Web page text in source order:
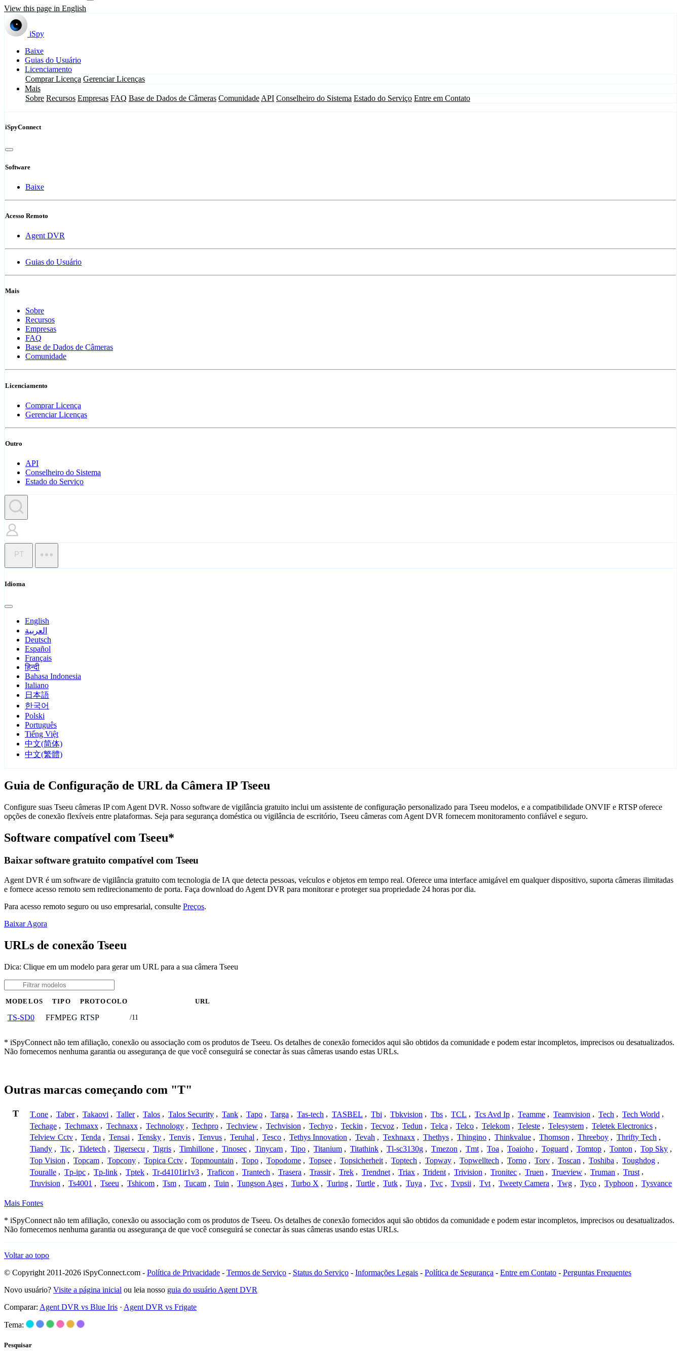
View this page in English
iSpy
Baixe
Guias do Usuário
Licenciamento
Comprar Licença Gerenciar Licenças
Mais
Sobre Recursos Empresas FAQ Base de Dados de Câmeras Comunidade API Conselheiro do Sistema Estado do Serviço Entre em Contato
iSpyConnect
Software
Baixe
Acesso Remoto
Agent DVR
Guias do Usuário
Mais
Sobre
Recursos
Empresas
FAQ
Base de Dados de Câmeras
Comunidade
Licenciamento
Comprar Licença
Gerenciar Licenças
Outro
API
Conselheiro do Sistema
Estado do Serviço
PT
Idioma
English
العربية
Deutsch
Español
Français
हिन्दी
Bahasa Indonesia
Italiano
日本語
한국어
Polski
Português
Tiếng Việt
中文(简体)
中文(繁體)
Guia de Configuração de URL da Câmera IP Tseeu
Configure suas Tseeu câmeras IP com Agent DVR. Nosso software de vigilância gratuito inclui um assistente de configuração personalizado para Tseeu modelos, e a compatibilidade ONVIF e RTSP oferece
opções de conexão flexíveis entre plataformas. Seja para segurança doméstica ou vigilância de escritório, Tseeu câmeras com Agent DVR fornecem monitoramento confiável e seguro.
Software compatível com Tseeu*
Baixar software gratuito compatível com Tseeu
Agent DVR é um software de vigilância gratuito com tecnologia de IA que detecta pessoas, veículos e objetos em tempo real. Oferece uma interface amigável em qualquer dispositivo, suporta câmeras ilimitadas
e fornece acesso remoto sem redirecionamento de porta. Faça download do Agent DVR para monitorar e proteger sua propriedade 24 horas por dia.
Para acesso remoto seguro ou uso empresarial, consulte Preços.
Baixar Agora
URLs de conexão Tseeu
Dica: Clique em um modelo para gerar um URL para a sua câmera Tseeu
MODELOS TIPO PROTOCOLO URL
TS-SD0 FFMPEG RTSP /11
* iSpyConnect não tem afiliação, conexão ou associação com os produtos de Tseeu. Os detalhes de conexão fornecidos aqui são obtidos da comunidade e podem estar incompletos, imprecisos ou desatualizados.
Não fornecemos nenhuma garantia ou assegurança de que você conseguirá se conectar às suas câmeras usando estas URLs.
Outras marcas começando com "T"
T T.one , Taber , Takaovi , Taller , Talos , Talos Security , Tank , Tapo , Targa , Tas-tech , TASBEL , Tbi , Tbkvision , Tbs , TCL , Tcs Avd Ip , Teamme , Teamvision , Tech , Tech World ,
Techage , Techmaxx , Technaxx , Technology , Techpro , Techview , Techvision , Techyo , Teckin , Tecvoz , Tedun , Telca , Telco , Telekom , Teleste , Telesystem , Teletek Electronics ,
Telview Cctv , Tenda , Tensai , Tensky , Tenvis , Tenvus , Teruhal , Tesco , Tethys Innovation , Tevah , Texhnaxx , Thethys , Thingino , Thinkvalue , Thomson , Threeboy , Thrifty Tech ,
Tiandy , Tic , Tidetech , Tigersecu , Tigris , Timhillone , Tinosec , Tinycam , Tipo , Titanium , Titathink , Tl-sc3130g , Tmezon , Tmt , Toa , Toaioho , Toguard , Tomtop , Tonton , Top Sky ,
Top Vision , Topcam , Topcony , Topica Cctv , Topmountain , Topo , Topodome , Topsee , Topsicherheit , Toptech , Topway , Topwelltech , Torno , Torv , Toscan , Toshiba , Toughdog ,
Touralle , Tp-ipc , Tp-link , Tptek , Tr-d4101ir1v3 , Traficon , Trantech , Trasera , Trassir , Trek , Trendnet , Triax , Trident , Trivision , Tronitec , Truen , Trueview , Truman , Trust ,
Truvision , Ts4001 , Tseeu , Tshicom , Tsm , Tucam , Tuin , Tungson Ages , Turbo X , Turing , Turtle , Tutk , Tuya , Tvc , Tvpsii , Tvt , Tweety Camera , Twg , Tyco , Typhoon , Tysvance
Mais Fontes
* iSpyConnect não tem afiliação, conexão ou associação com os produtos de Tseeu. Os detalhes de conexão fornecidos aqui são obtidos da comunidade e podem estar incompletos, imprecisos ou desatualizados.
Não fornecemos nenhuma garantia ou assegurança de que você conseguirá se conectar às suas câmeras usando estas URLs.
Voltar ao topo
© Copyright 2011-2026 iSpyConnect.com - Política de Privacidade - Termos de Serviço - Status do Serviço - Informações Legais - Política de Segurança - Entre em Contato - Perguntas Frequentes
Novo usuário? Visite a página inicial ou leia nosso guia do usuário Agent DVR
Comparar: Agent DVR vs Blue Iris · Agent DVR vs Frigate
Tema:
Pesquisar